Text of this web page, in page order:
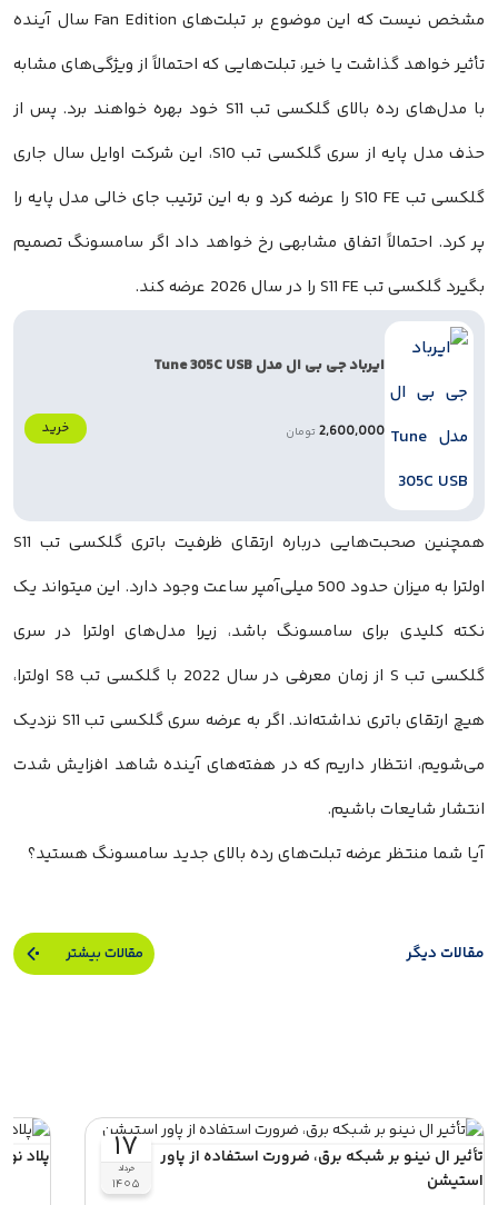
مشخص نیست که این موضوع بر تبلت‌های Fan Edition سال آینده
تأثیر خواهد گذاشت یا خیر، تبلت‌هایی که احتمالاً از ویژگی‌های مشابه
با مدل‌های رده بالای گلکسی تب S11 خود بهره خواهند برد. پس از
حذف مدل پایه از سری گلکسی تب S10، این شرکت اوایل سال جاری
گلکسی تب S10 FE را عرضه کرد و به این ترتیب جای خالی مدل پایه را
پر کرد. احتمالاً اتفاق مشابهی رخ خواهد داد اگر سامسونگ تصمیم
بگیرد گلکسی تب S11 FE را در سال 2026 عرضه کند.
ایرباد جی بی ال مدل Tune 305C USB
2,600,000 تومان خرید
همچنین صحبت‌هایی درباره ارتقای ظرفیت باتری گلکسی تب S11
اولترا به میزان حدود 500 میلی‌آمپر ساعت وجود دارد. این میتواند یک
نکته کلیدی برای سامسونگ باشد، زیرا مدل‌های اولترا در سری
گلکسی تب S از زمان معرفی در سال 2022 با گلکسی تب S8 اولترا،
هیچ ارتقای باتری نداشته‌اند. اگر به عرضه سری گلکسی تب S11 نزدیک
می‌شویم، انتظار داریم که در هفته‌های آینده شاهد افزایش شدت
انتشار شایعات باشیم.
آیا شما منتظر عرضه تبلت‌های رده بالای جدید سامسونگ هستید؟
مقالات دیگر مقالات بیشتر
۱۷
خرداد
۱۴۰۵
تأثیر ال نینو بر شبکه برق، ضرورت استفاده از پاور
استیشن
پلاد